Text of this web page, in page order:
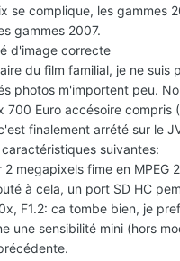
se complique, les
gammes 2007.
d'image correcte
du film familial, je ne suis
photos m'importent peu.
700 Euro accésoire
finalement arrété sur le
suivantes:
2 megapixels fime en
à cela, un port SD HC
F1.2: ca tombe bien, je
une sensibilité mini (hors